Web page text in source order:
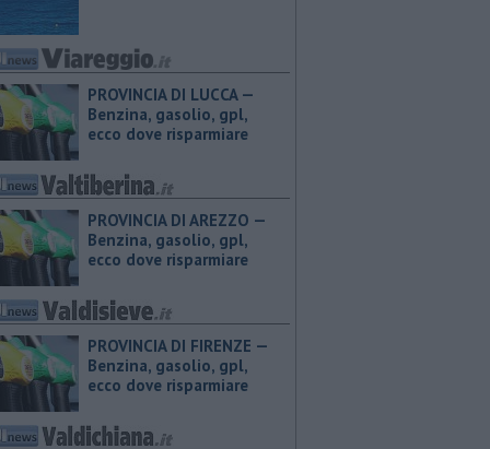
PROVINCIA DI LUCCA — ​
Benzina, gasolio, gpl,
ecco dove risparmiare
PROVINCIA DI AREZZO — ​
Benzina, gasolio, gpl,
ecco dove risparmiare
PROVINCIA DI FIRENZE — ​
Benzina, gasolio, gpl,
ecco dove risparmiare